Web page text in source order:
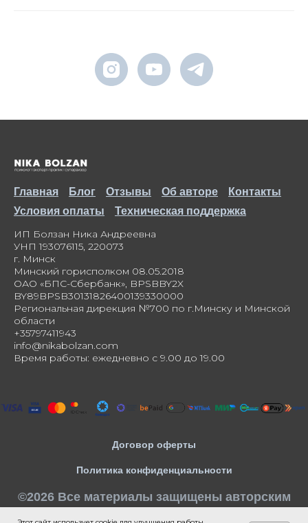
Главная Блог Отзывы Об авторе
Контакты
Условия оплаты
Техническая поддержка
ИП Болзан Ника Андреевна
УНП 193076115, 220073
г. Минск
Минский горисполком 08.05.2018
ОАО «БПС-Сбербанк», BPSBBY2X
BY89BPSB30131826400139330000
Региональная дирекция №700 по г.Минску и Минской
области
+35797411943
info@nikabolzan.com
Время работы: ежедневно с 9.00 до 19.00
Договор оферты
Политика конфиденциальности
©2026 Все материалы защищены авторским
правом.